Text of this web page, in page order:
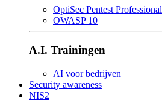
OptiSec Pentest
OWASP 10
A.I. Trainingen
AI voor bedrijven
Security awareness
NIS2